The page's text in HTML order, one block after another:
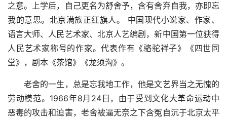
之意。上学后，自己更名为舒舍予，含有舍弃自我，亦即忘
我的意思。北京满族正红旗人。 中国现代小说家、作家、
语言大师、人民艺术家、北京人艺编剧，新中国第一位获得
人民艺术家称号的作家。代表作有《骆驼祥子》《四世同
堂》，剧本《茶馆》《龙须沟》。
老舍的一生，总是忘我地工作，他是文艺界当之无愧的
劳动模范。1966年8月24日，由于受到文化大革命运动中
恶毒的攻击和迫害，老舍被逼无奈之下含冤自沉于北京太平